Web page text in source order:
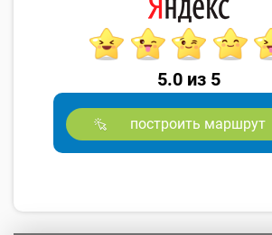
5.0 из 5
построить маршрут